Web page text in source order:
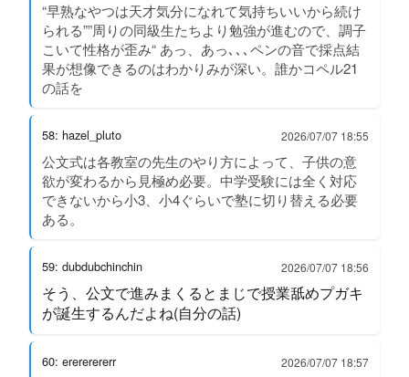
“早熟なやつは天才気分になれて気持ちいいから続け
られる””周りの同級生たちより勉強が進むので、調子
こいて性格が歪み“ あっ、あっ､､､ペンの音で採点結
果が想像できるのはわかりみが深い。誰かコペル21
の話を
58: hazel_pluto 2026/07/07 18:55
公文式は各教室の先生のやり方によって、子供の意
欲が変わるから見極め必要。中学受験には全く対応
できないから小3、小4ぐらいで塾に切り替える必要
ある。
59: dubdubchinchin 2026/07/07 18:56
そう、公文で進みまくるとまじで授業舐めプガキ
が誕生するんだよね(自分の話)
60: erererererr 2026/07/07 18:57